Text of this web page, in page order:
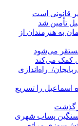
قانونی است
۱۰۰ میلیارد تومان به هنرمندان از
کمک می‌کند
راه‌اندازی
را تسریع
سنگین پساب شهری